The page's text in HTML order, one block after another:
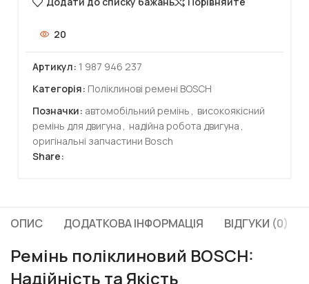
20
Артикул: 1 987 946 237
Категорія: Поліклинові ремені BOSCH
Позначки: автомобільний ремінь , високоякісний
ремінь для двигуна , надійна робота двигуна ,
оригінальні запчастини Bosch
Share:
ОПИС ДОДАТКОВА ІНФОРМАЦІЯ ВІДГУКИ (0)
Ремінь поліклиновий BOSCH:
Надійність та Якість